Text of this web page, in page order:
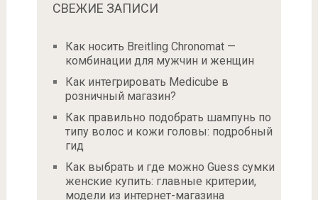
СВЕЖИЕ ЗАПИСИ
Как носить Breitling Chronomat —
комбинации для мужчин и женщин
Как интегрировать Medicube в
розничный магазин?
Как правильно подобрать шампунь по
типу волос и кожи головы: подробный
гид
Как выбрать и где можно Guess сумки
женские купить: главные критерии,
модели из интернет-магазина